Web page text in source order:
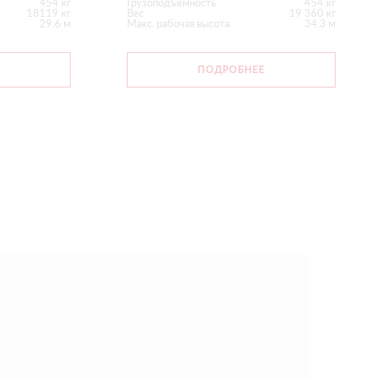
454 кг
18119 кг
29.6 м
Грузоподъемность
454 кг
Вес
19 360 кг
Макс. рабочая высота
34.3 м
ПОДРОБНЕЕ